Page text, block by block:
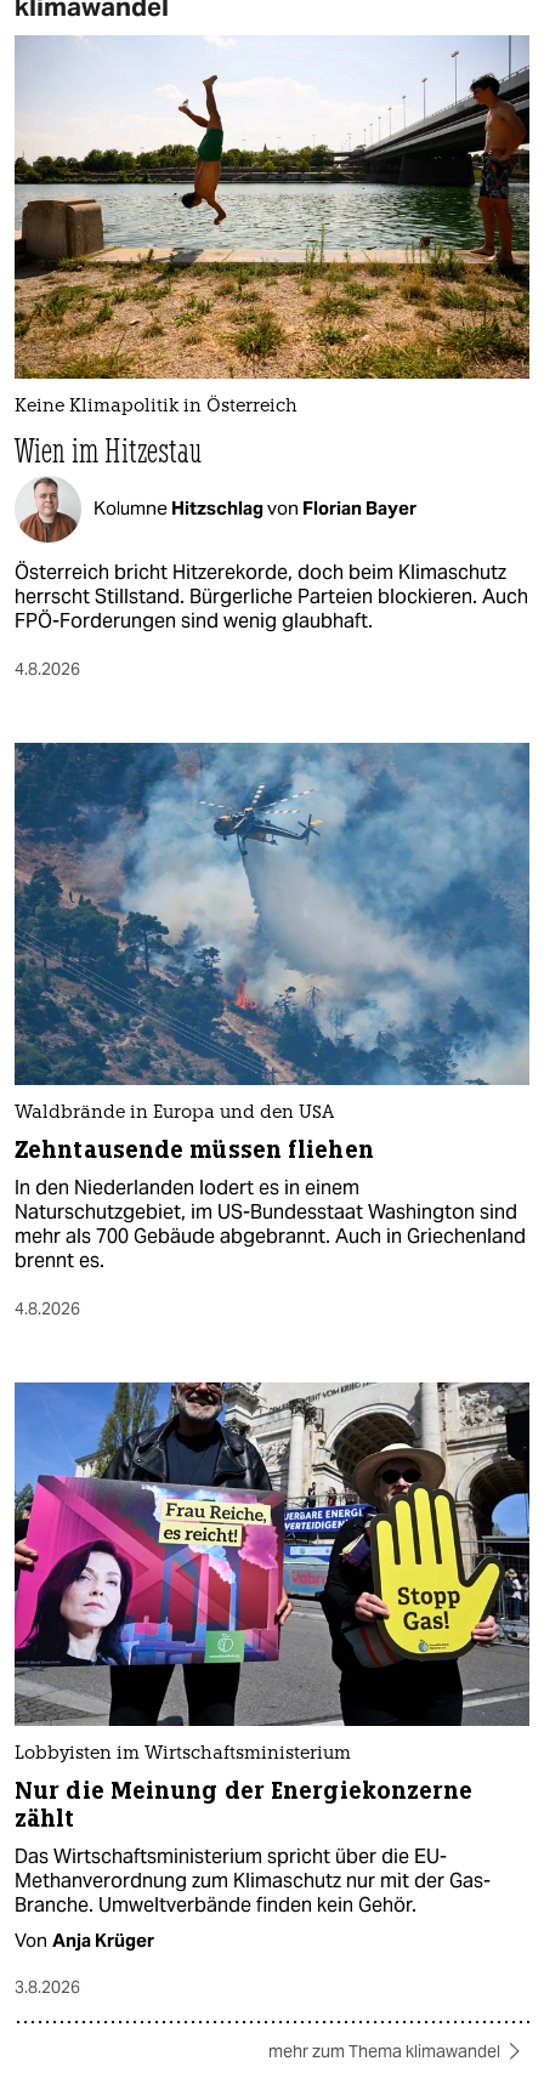
klimawandel
Keine Klimapolitik in Österreich
Wien im Hitzestau
Kolumne Hitzschlagvon Florian Bayer
Österreich bricht Hitzerekorde, doch beim Klimaschutz
herrscht Stillstand. Bürgerliche Parteien blockieren. Auch
FPÖ-Forderungen sind wenig glaubhaft.
4.8.2026
Waldbrände in Europa und den USA
Zehntausende müssen fliehen
In den Niederlanden lodert es in einem
Naturschutzgebiet, im US-Bundesstaat Washington sind
mehr als 700 Gebäude abgebrannt. Auch in Griechenland
brennt es.
4.8.2026
Lobbyisten im Wirtschaftsministerium
Nur die Meinung der Energiekonzerne
zählt
Das Wirtschaftsministerium spricht über die EU-
Methanverordnung zum Klimaschutz nur mit der Gas-
Branche. Umweltverbände finden kein Gehör.
Von Anja Krüger
3.8.2026
mehr zum Thema klimawandel